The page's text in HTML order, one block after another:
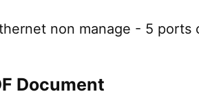
non manage - 5 ports
Document